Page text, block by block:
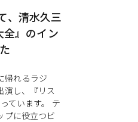
、清水久三
』のイン
帰れるラジ
演し、『リス
ています。 テ
プに役立つビ